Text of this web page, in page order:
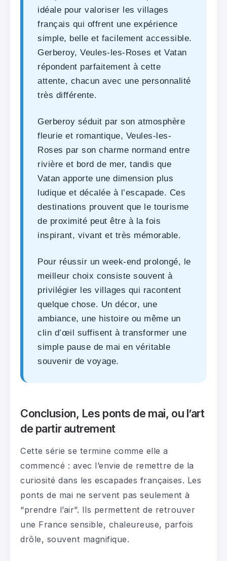
idéale pour valoriser les villages
français qui offrent une expérience
simple, belle et facilement accessible.
Gerberoy, Veules-les-Roses et Vatan
répondent parfaitement à cette
attente, chacun avec une personnalité
très différente.
Gerberoy séduit par son atmosphère
fleurie et romantique, Veules-les-
Roses par son charme normand entre
rivière et bord de mer, tandis que
Vatan apporte une dimension plus
ludique et décalée à l’escapade. Ces
destinations prouvent que le tourisme
de proximité peut être à la fois
inspirant, vivant et très mémorable.
Pour réussir un week-end prolongé, le
meilleur choix consiste souvent à
privilégier les villages qui racontent
quelque chose. Un décor, une
ambiance, une histoire ou même un
clin d’œil suffisent à transformer une
simple pause de mai en véritable
souvenir de voyage.
Conclusion, Les ponts de mai, ou l’art
de partir autrement
Cette série se termine comme elle a
commencé : avec l’envie de remettre de la
curiosité dans les escapades françaises. Les
ponts de mai ne servent pas seulement à
“prendre l’air”. Ils permettent de retrouver
une France sensible, chaleureuse, parfois
drôle, souvent magnifique.